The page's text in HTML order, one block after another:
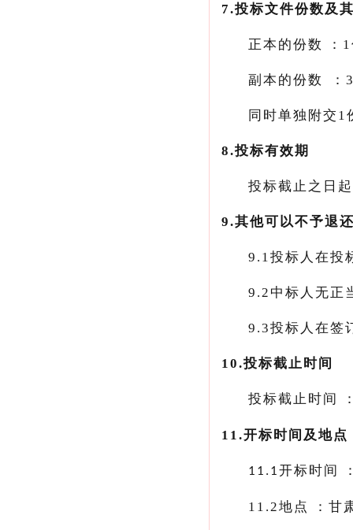
7.投标文件份数及
正本的份数： 1
副本的份数：
同时单独附交 1
8.投标有效期
投标截止之日起
9.其他可以不予退
9.1投标人在投
9.2 中标人无正
9.3投标人在签
10.投标截止时间
投标截止时间
11.开标时间及地点
11.1开标时间
11.2地点：